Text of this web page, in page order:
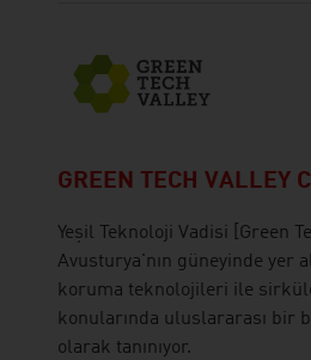
GREEN TECH VALLEY
Yeşil Teknoloji Vadisi [Green
Avusturya'nın güneyinde yer
koruma teknolojileri ile
konularında uluslararası bir
olarak tanınıyor.